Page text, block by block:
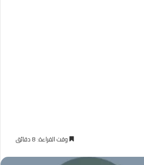
وقت القراءة: 8 دقائق